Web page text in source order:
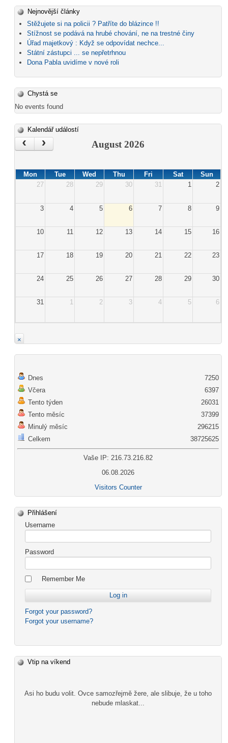
Nejnovější články
Stěžujete si na policii ? Patříte do blázince !!
Stížnost se podává na hrubé chování, ne na trestné činy
Úřad majetkový : Když se odpovídat nechce...
Státní zástupci ... se nepřetrhnou
Dona Pabla uvidíme v nové roli
Chystá se
No events found
Kalendář událostí
‹ › August 2026
Mon Tue Wed Thu Fri Sat
Sun
27
28 29 30 31 1 2
3 4 5 6 7 8 9
10 11 12 13 14 15 16
17 18 19 20 21 22 23
24 25 26 27 28 29 30
31 1 2 3 4 5 6
×
Dnes
Včera
Tento týden
Tento měsíc
Minulý měsíc
Celkem
7250
6397
26031
37399
296215
38725625
Vaše IP: 216.73.216.82
06.08.2026
Visitors Counter
Přihlášení
Username
Password
Remember Me
Forgot your password?
Forgot your username?
Vtip na víkend
Asi ho budu volit. Ovce samozřejmě žere, ale slibuje, že u toho
nebude mlaskat...